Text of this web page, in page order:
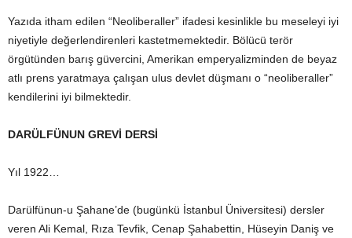
Yazıda itham edilen “Neoliberaller” ifadesi kesinlikle bu meseleyi iyi
niyetiyle değerlendirenleri kastetmemektedir. Bölücü terör
örgütünden barış güvercini, Amerikan emperyalizminden de beyaz
atlı prens yaratmaya çalışan ulus devlet düşmanı o “neoliberaller”
kendilerini iyi bilmektedir.
DARÜLFÜNUN GREVİ DERSİ
Yıl 1922…
Darülfünun-u Şahane’de (bugünkü İstanbul Üniversitesi) dersler
veren Ali Kemal, Rıza Tevfik, Cenap Şahabettin, Hüseyin Daniş ve